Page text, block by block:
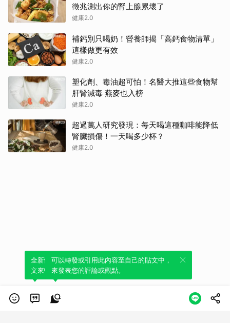
徵兆測出你的腎上腺累壞了
健康2.0
補鈣別只喝奶！營養師揭「高鈣食物清單」
這樣做更有效
健康2.0
塑化劑、毒油超可怕！名醫大推這些食物幫
肝腎減毒 燕麥也入榜
健康2.0
超過萬人研究發現：每天喝這種咖啡能降低
腎臟損傷！一天喝多少杯？
健康2.0
全新體驗！一鍵引用此內容，透過發布貼
文來輕鬆表達個人立場。
可以轉發或引用此內容至自己的貼文中，
來發表您的評論或觀點。